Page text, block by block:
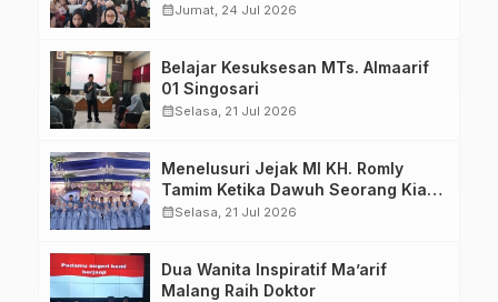
calendar_monthJumat, 24 Jul 2026
Belajar Kesuksesan MTs. Almaarif
01 Singosari
calendar_monthSelasa, 21 Jul 2026
Menelusuri Jejak MI KH. Romly
Tamim Ketika Dawuh Seorang Kiai
Menjelma Menjadi Mercusuar
calendar_monthSelasa, 21 Jul 2026
Dua Wanita Inspiratif Ma’arif
Malang Raih Doktor